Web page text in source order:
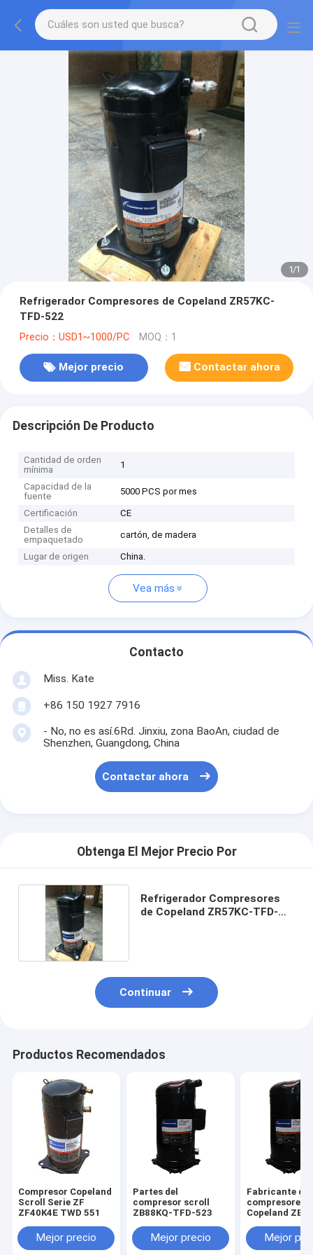
1/1
Refrigerador Compresores de Copeland ZR57KC-
TFD-522
Precio：USD1~1000/PC MOQ：1
Mejor precio Contactar ahora
Descripción De Producto
Cantidad de orden
mínima
1
Capacidad de la
fuente
5000 PCS por mes
Certificación
CE
Detalles de
empaquetado
cartón, de madera
Lugar de origen China.
Vea más
Contacto
Miss. Kate
+86 150 1927 7916
- No, no es así.6Rd. Jinxiu, zona BaoAn, ciudad de
Shenzhen, Guangdong, China
Contactar ahora
Obtenga El Mejor Precio Por
Refrigerador Compresores
de Copeland ZR57KC-TFD-
Continuar
Productos Recomendados
Compresor Copeland
Scroll Serie ZF
ZF40K4E TWD 551
Mejor precio
Partes del
compresor scroll
ZB88KQ-TFD-523
Mejor precio
Fabricante de
compresores
Copeland
Mejor